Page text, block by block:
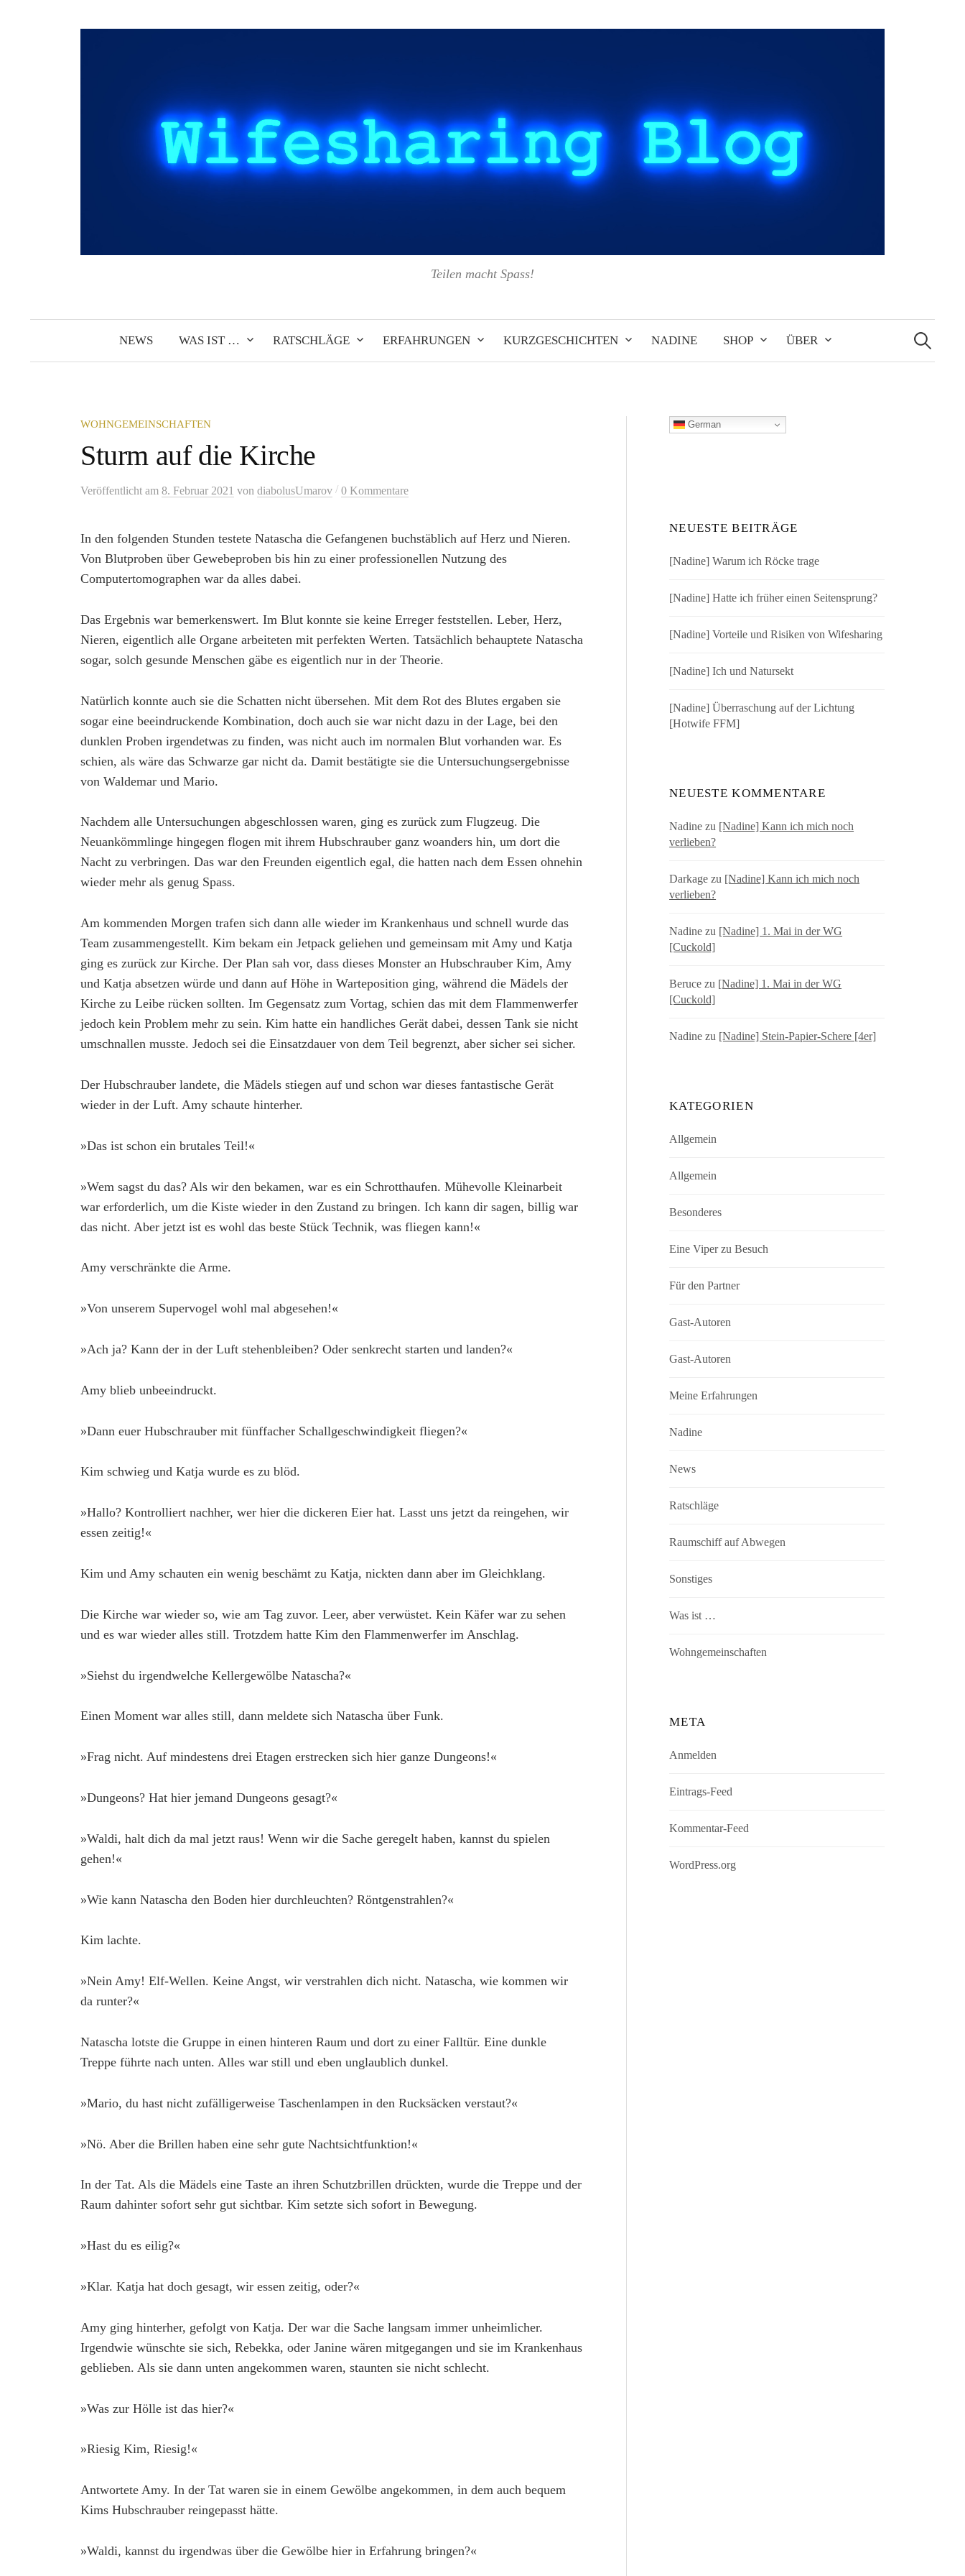
Teilen macht Spass!
NEWS WAS IST … RATSCHLÄGE ERFAHRUNGEN KURZGESCHICHTEN NADINE SHOP ÜBER
Suchen
nach:
WOHNGEMEINSCHAFTEN
Sturm auf die Kirche
Veröffentlicht am 8. Februar 2021 von diabolusUmarov / 0 Kommentare
In den folgenden Stunden testete Natascha die Gefangenen buchstäblich auf Herz und Nieren.
Von Blutproben über Gewebeproben bis hin zu einer professionellen Nutzung des
Computertomographen war da alles dabei.
Das Ergebnis war bemerkenswert. Im Blut konnte sie keine Erreger feststellen. Leber, Herz,
Nieren, eigentlich alle Organe arbeiteten mit perfekten Werten. Tatsächlich behauptete Natascha
sogar, solch gesunde Menschen gäbe es eigentlich nur in der Theorie.
Natürlich konnte auch sie die Schatten nicht übersehen. Mit dem Rot des Blutes ergaben sie
sogar eine beeindruckende Kombination, doch auch sie war nicht dazu in der Lage, bei den
dunklen Proben irgendetwas zu finden, was nicht auch im normalen Blut vorhanden war. Es
schien, als wäre das Schwarze gar nicht da. Damit bestätigte sie die Untersuchungsergebnisse
von Waldemar und Mario.
Nachdem alle Untersuchungen abgeschlossen waren, ging es zurück zum Flugzeug. Die
Neuankömmlinge hingegen flogen mit ihrem Hubschrauber ganz woanders hin, um dort die
Nacht zu verbringen. Das war den Freunden eigentlich egal, die hatten nach dem Essen ohnehin
wieder mehr als genug Spass.
Am kommenden Morgen trafen sich dann alle wieder im Krankenhaus und schnell wurde das
Team zusammengestellt. Kim bekam ein Jetpack geliehen und gemeinsam mit Amy und Katja
ging es zurück zur Kirche. Der Plan sah vor, dass dieses Monster an Hubschrauber Kim, Amy
und Katja absetzen würde und dann auf Höhe in Warteposition ging, während die Mädels der
Kirche zu Leibe rücken sollten. Im Gegensatz zum Vortag, schien das mit dem Flammenwerfer
jedoch kein Problem mehr zu sein. Kim hatte ein handliches Gerät dabei, dessen Tank sie nicht
umschnallen musste. Jedoch sei die Einsatzdauer von dem Teil begrenzt, aber sicher sei sicher.
Der Hubschrauber landete, die Mädels stiegen auf und schon war dieses fantastische Gerät
wieder in der Luft. Amy schaute hinterher.
»Das ist schon ein brutales Teil!«
»Wem sagst du das? Als wir den bekamen, war es ein Schrotthaufen. Mühevolle Kleinarbeit
war erforderlich, um die Kiste wieder in den Zustand zu bringen. Ich kann dir sagen, billig war
das nicht. Aber jetzt ist es wohl das beste Stück Technik, was fliegen kann!«
Amy verschränkte die Arme.
»Von unserem Supervogel wohl mal abgesehen!«
»Ach ja? Kann der in der Luft stehenbleiben? Oder senkrecht starten und landen?«
Amy blieb unbeeindruckt.
»Dann euer Hubschrauber mit fünffacher Schallgeschwindigkeit fliegen?«
Kim schwieg und Katja wurde es zu blöd.
»Hallo? Kontrolliert nachher, wer hier die dickeren Eier hat. Lasst uns jetzt da reingehen, wir
essen zeitig!«
Kim und Amy schauten ein wenig beschämt zu Katja, nickten dann aber im Gleichklang.
Die Kirche war wieder so, wie am Tag zuvor. Leer, aber verwüstet. Kein Käfer war zu sehen
und es war wieder alles still. Trotzdem hatte Kim den Flammenwerfer im Anschlag.
»Siehst du irgendwelche Kellergewölbe Natascha?«
Einen Moment war alles still, dann meldete sich Natascha über Funk.
»Frag nicht. Auf mindestens drei Etagen erstrecken sich hier ganze Dungeons!«
»Dungeons? Hat hier jemand Dungeons gesagt?«
»Waldi, halt dich da mal jetzt raus! Wenn wir die Sache geregelt haben, kannst du spielen
gehen!«
»Wie kann Natascha den Boden hier durchleuchten? Röntgenstrahlen?«
Kim lachte.
»Nein Amy! Elf-Wellen. Keine Angst, wir verstrahlen dich nicht. Natascha, wie kommen wir
da runter?«
Natascha lotste die Gruppe in einen hinteren Raum und dort zu einer Falltür. Eine dunkle
Treppe führte nach unten. Alles war still und eben unglaublich dunkel.
»Mario, du hast nicht zufälligerweise Taschenlampen in den Rucksäcken verstaut?«
»Nö. Aber die Brillen haben eine sehr gute Nachtsichtfunktion!«
In der Tat. Als die Mädels eine Taste an ihren Schutzbrillen drückten, wurde die Treppe und der
Raum dahinter sofort sehr gut sichtbar. Kim setzte sich sofort in Bewegung.
»Hast du es eilig?«
»Klar. Katja hat doch gesagt, wir essen zeitig, oder?«
Amy ging hinterher, gefolgt von Katja. Der war die Sache langsam immer unheimlicher.
Irgendwie wünschte sie sich, Rebekka, oder Janine wären mitgegangen und sie im Krankenhaus
geblieben. Als sie dann unten angekommen waren, staunten sie nicht schlecht.
»Was zur Hölle ist das hier?«
»Riesig Kim, Riesig!«
Antwortete Amy. In der Tat waren sie in einem Gewölbe angekommen, in dem auch bequem
Kims Hubschrauber reingepasst hätte.
»Waldi, kannst du irgendwas über die Gewölbe hier in Erfahrung bringen?«
German
NEUESTE BEITRÄGE
[Nadine] Warum ich Röcke trage
[Nadine] Hatte ich früher einen Seitensprung?
[Nadine] Vorteile und Risiken von Wifesharing
[Nadine] Ich und Natursekt
[Nadine] Überraschung auf der Lichtung
[Hotwife FFM]
NEUESTE KOMMENTARE
Nadine zu [Nadine] Kann ich mich noch
verlieben?
Darkage zu [Nadine] Kann ich mich noch
verlieben?
Nadine zu [Nadine] 1. Mai in der WG
[Cuckold]
Beruce zu [Nadine] 1. Mai in der WG
[Cuckold]
Nadine zu [Nadine] Stein-Papier-Schere [4er]
KATEGORIEN
Allgemein
Allgemein
Besonderes
Eine Viper zu Besuch
Für den Partner
Gast-Autoren
Gast-Autoren
Meine Erfahrungen
Nadine
News
Ratschläge
Raumschiff auf Abwegen
Sonstiges
Was ist …
Wohngemeinschaften
META
Anmelden
Eintrags-Feed
Kommentar-Feed
WordPress.org